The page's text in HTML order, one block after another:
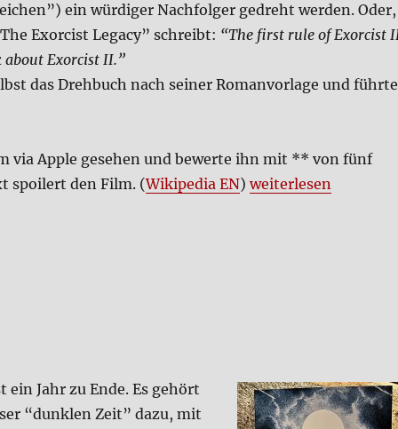
ein wür­di­ger Nach­fol­ger gedreht wer­den. Oder,
Exor­cist Lega­cy” schreibt: “The first rule of Exor­cist
about Exor­cist II.”
das Dreh­buch nach sei­ner Roman­vor­la­ge und führ­te
via Apple gese­hen und bewer­te ihn mit ** von fünf
spoi­lert den Film. (Wiki­pe­dia EN) „Der Exor­zist 3
wei­ter­le­sen
ein Jahr zu Ende. Es gehört
“dunk­len Zeit” dazu, mit